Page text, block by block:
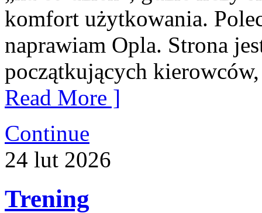
komfort użytkowania.
naprawiam Opla. Strona
początkujących
Read More ]
Continue
24 lut 2026
Trening